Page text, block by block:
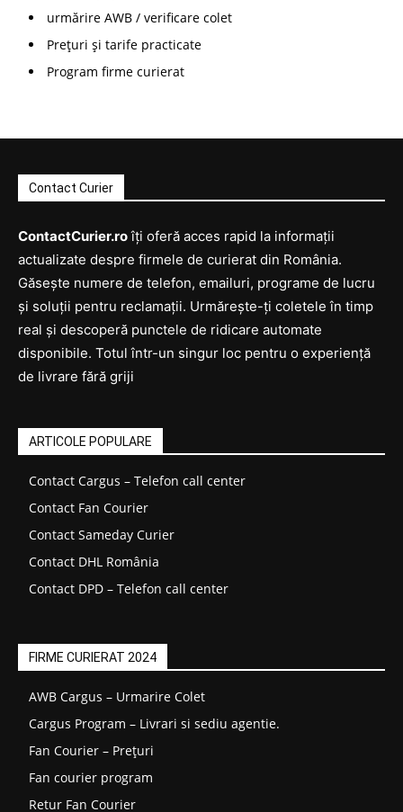
urmărire AWB / verificare colet
Prețuri și tarife practicate
Program firme curierat
Contact Curier
ContactCurier.roîți oferă acces rapid la informații
actualizate despre firmele de curierat din România.
Găsește numere de telefon, emailuri, programe de lucru
și soluții pentru reclamații. Urmărește-ți coletele în timp
real și descoperă punctele de ridicare automate
disponibile. Totul într-un singur loc pentru o experiență
de livrare fără griji
ARTICOLE POPULARE
Contact Cargus – Telefon call center
Contact Fan Courier
Contact Sameday Curier
Contact DHL România
Contact DPD – Telefon call center
FIRME CURIERAT 2024
AWB Cargus – Urmarire Colet
Cargus Program – Livrari si sediu agentie.
Fan Courier – Prețuri
Fan courier program
Retur Fan Courier